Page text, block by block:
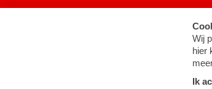
Cookie-instellingen